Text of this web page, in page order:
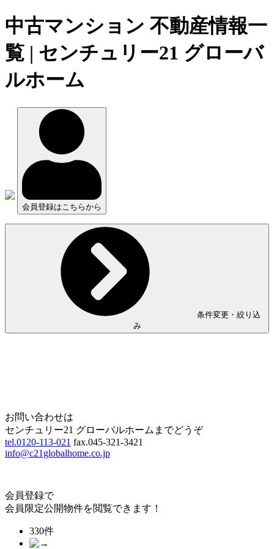
中古マンション 不動産情報一
覧 | センチュリー21 グローバ
ルホーム
会員登録はこちらから
条件変更・絞り込
み
お問い合わせは
センチュリー21 グローバルホームまでどうぞ
tel.0120-113-021 fax.045-321-3421
info@c21globalhome.co.jp
会員登録で
会員限定公開物件を閲覧できます！
330件